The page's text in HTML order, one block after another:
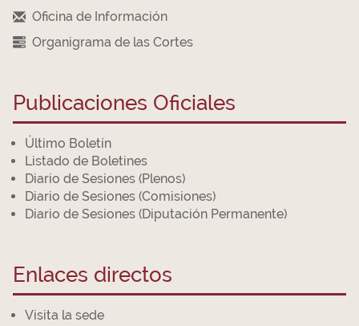
Oficina de Información
Organigrama de las Cortes
Publicaciones Oficiales
Último Boletín
Listado de Boletines
Diario de Sesiones (Plenos)
Diario de Sesiones (Comisiones)
Diario de Sesiones (Diputación Permanente)
Enlaces directos
Visita la sede